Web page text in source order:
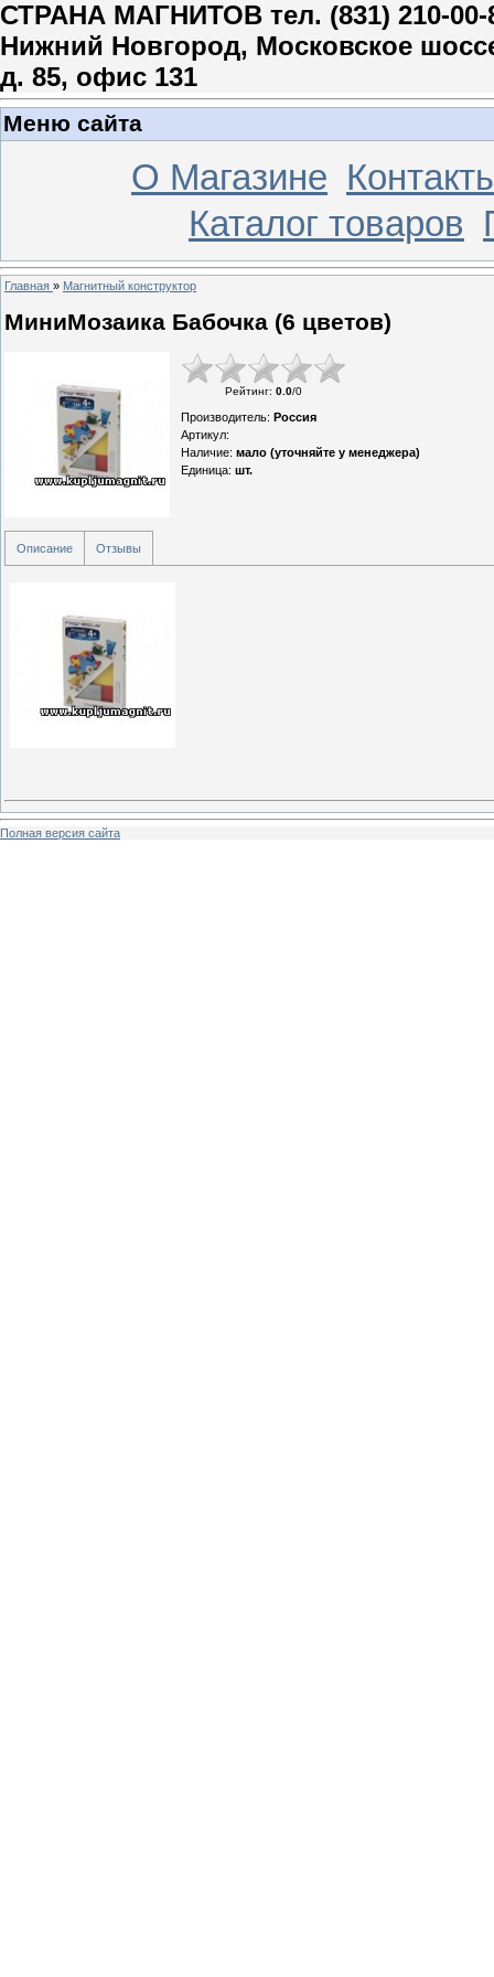
СТРАНА МАГНИТОВ тел. (831) 210-00-
Нижний Новгород, Московское
д. 85, офис 131
Меню сайта
О Магазине
Каталог товаров
Главная » Магнитный конструктор
МиниМозаика Бабочка (6 цветов)
Рейтинг: 0.0/0
Производитель: Россия
Артикул:
Наличие: мало (уточняйте у менеджера)
Единица: шт.
Описание Отзывы
Полная версия сайта